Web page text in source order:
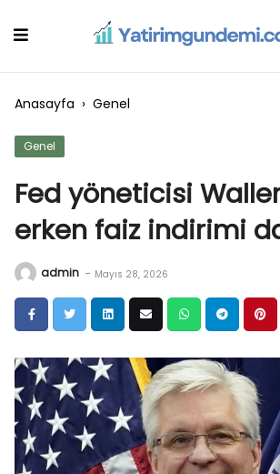
Anasayfa › Genel
Genel
Fed yöneticisi
erken faiz indirimi
admin - Mayıs 28, 2026